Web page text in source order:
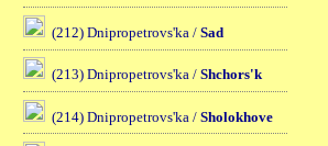
(212) Dnipropetrovs'ka / Sad
(213) Dnipropetrovs'ka / Shchors'k
(214) Dnipropetrovs'ka / Sholokhove